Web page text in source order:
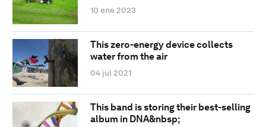
10 ene 2023
This zero-energy device collects
water from the air
04 jul 2021
This band is storing their best-selling
album in DNA&nbsp;